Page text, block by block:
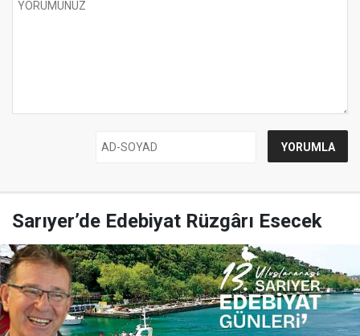
Sarıyer’de Edebiyat Rüzgârı Esecek